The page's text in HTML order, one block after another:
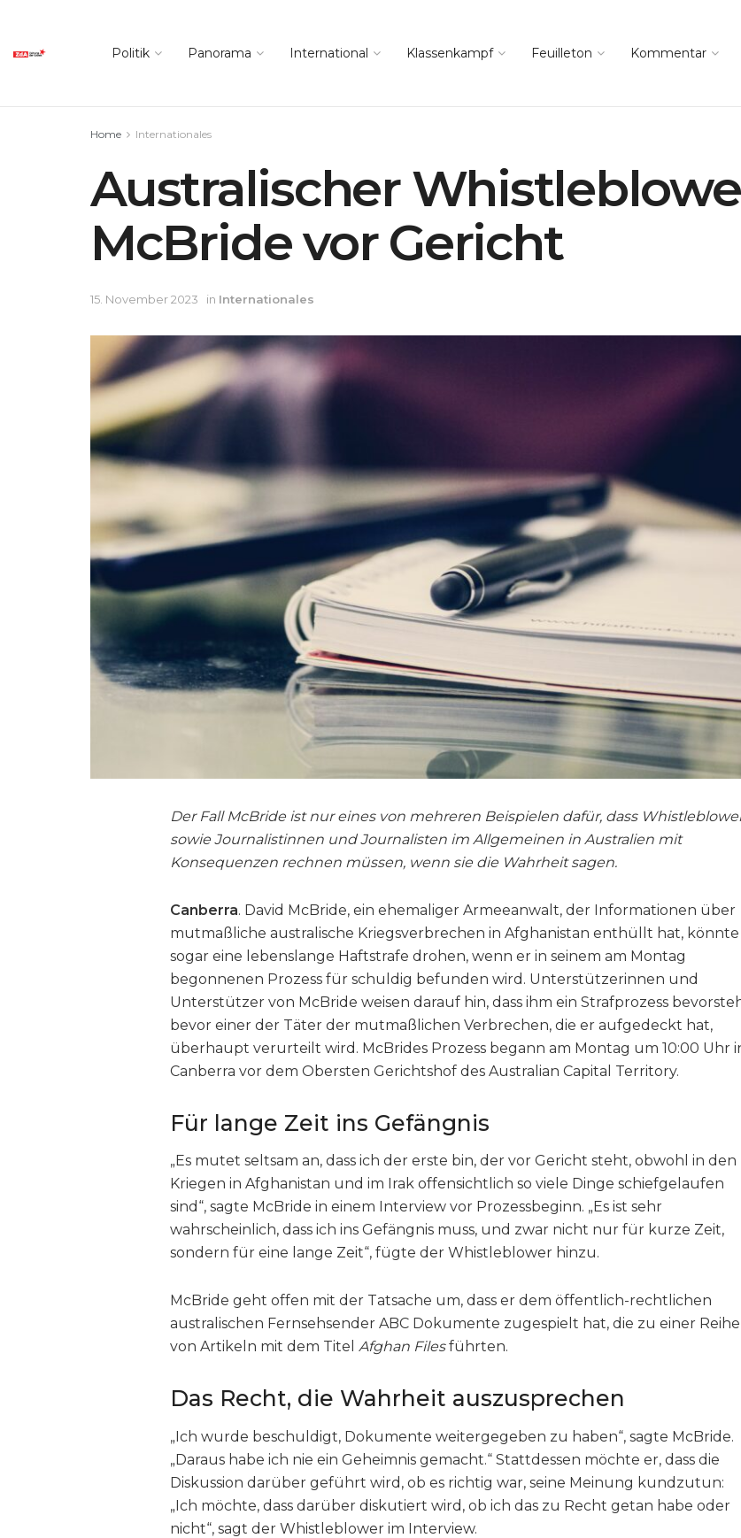
Politik Panorama International Klassenkampf Feuilleton Kommentar
Home Internationales
Australischer
McBride vor Gericht
15. November 2023 in Internationales
Der Fall McBride ist nur eines von mehreren Beispielen dafür, dass
sowie Journalistinnen und Journalisten im Allgemeinen in Australien mit
Konsequenzen rechnen müssen, wenn sie die Wahrheit sagen.
Canberra. David McBride, ein ehemaliger Armeeanwalt, der Informationen über
mutmaßliche australische Kriegsverbrechen in Afghanistan enthüllt hat, könnte
sogar eine lebenslange Haftstrafe drohen, wenn er in seinem am Montag
begonnenen Prozess für schuldig befunden wird. Unterstützerinnen und
Unterstützer von McBride weisen darauf hin, dass ihm ein Strafprozess
bevor einer der Täter der mutmaßlichen Verbrechen, die er aufgedeckt hat,
überhaupt verurteilt wird. McBrides Prozess begann am Montag um 10:00 Uhr
Canberra vor dem Obersten Gerichtshof des Australian Capital Territory.
Für lange Zeit ins Gefängnis
„Es mutet seltsam an, dass ich der erste bin, der vor Gericht steht, obwohl in den
Kriegen in Afghanistan und im Irak offensichtlich so viele Dinge schiefgelaufen
sind“, sagte McBride in einem Interview vor Prozessbeginn. „Es ist sehr
wahrscheinlich, dass ich ins Gefängnis muss, und zwar nicht nur für kurze Zeit,
sondern für eine lange Zeit“, fügte der Whistleblower hinzu.
McBride geht offen mit der Tatsache um, dass er dem öffentlich-rechtlichen
australischen Fernsehsender ABC Dokumente zugespielt hat, die zu einer Reihe
von Artikeln mit dem Titel Afghan Filesführten.
Das Recht, die Wahrheit auszusprechen
„Ich wurde beschuldigt, Dokumente weitergegeben zu haben“, sagte McBride.
„Daraus habe ich nie ein Geheimnis gemacht.“ Stattdessen möchte er, dass die
Diskussion darüber geführt wird, ob es richtig war, seine Meinung kundzutun:
„Ich möchte, dass darüber diskutiert wird, ob ich das zu Recht getan habe oder
nicht“, sagt der Whistleblower im Interview.